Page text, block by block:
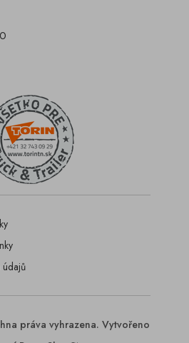
práva vyhrazena. Vytvořeno